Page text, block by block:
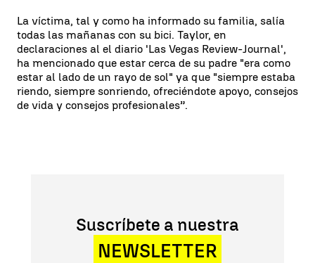
La víctima, tal y como ha informado su familia, salía
todas las mañanas con su bici. Taylor, en
declaraciones al el diario 'Las Vegas Review-Journal',
ha mencionado que estar cerca de su padre "era como
estar al lado de un rayo de sol" ya que "siempre estaba
riendo, siempre sonriendo, ofreciéndote apoyo, consejos
de vida y consejos profesionales”.
Suscríbete a nuestra
NEWSLETTER